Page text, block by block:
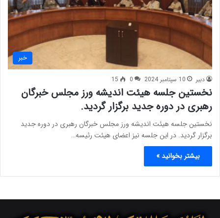
خبر
دبیر 10 سپتامبر 2024 0
15
نخستین جلسه هیئت اندیشه ورز مجلس خبرگان
رهبری در دوره جدید برگزار گردید.
نخستین جلسه هیئت اندیشه ورز مجلس خبرگان رهبری در دوره جدید
برگزار گردید. در این جلسه نیز اعضای هیئت رئیسه…
بیشتر بخوانید »